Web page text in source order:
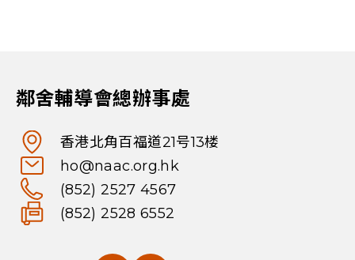
鄰舍輔導會總辦事處
香港北角百福道21号13楼
ho@naac.org.hk
(852) 2527 4567
(852) 2528 6552